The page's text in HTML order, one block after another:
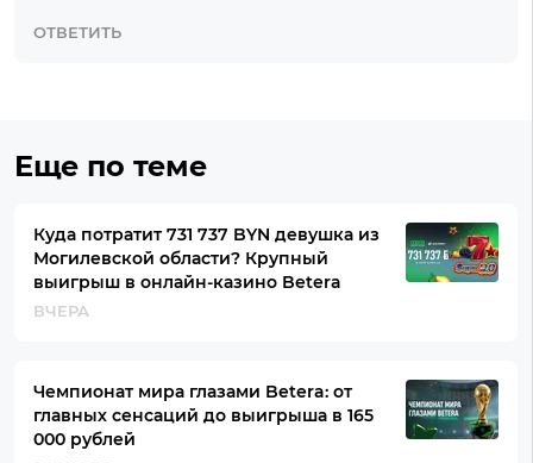
ОТВЕТИТЬ
Еще по теме
Куда потратит 731 737 BYN девушка из
Могилевской области? Крупный
выигрыш в онлайн-казино Betera
ВЧЕРА
Чемпионат мира глазами Betera: от
главных сенсаций до выигрыша в 165
000 рублей